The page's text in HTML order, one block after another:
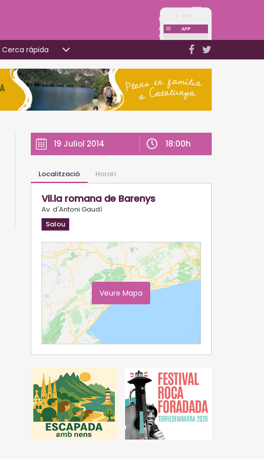
Cerca ràpida
19 Juliol 2014 18:00h
Localització Horari
Vil.la romana de Barenys
Av. d'Antoni Gaudí
Salou
Veure Mapa